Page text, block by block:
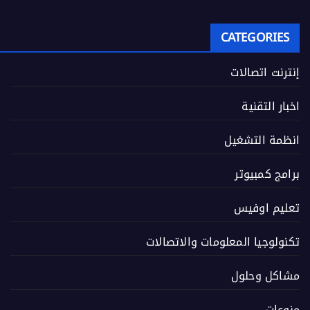
CATEGORIES
إنترنت اتصالات
اخبار التقنية
انظمة التشغيل
برامج كمبيوتر
تعليم اوفيس
تكنولوجيا المعلومات والاتصالات
مشاكل وحلول